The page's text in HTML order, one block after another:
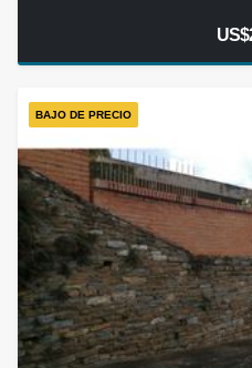
BAJO DE PRECIO